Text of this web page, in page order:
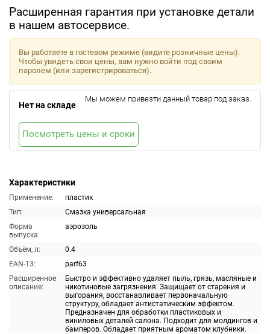
Расширенная гарантия при установке детали
в нашем автосервисе.
Характеристики
Применение:
пластик
Тип:
Смазка универсальная
Форма
выпуска:
аэрозоль
Объём, л:
0.4
EAN-13:
parf63
Расширенное
описание:
Быстро и эффективно удаляет пыль, грязь, масляные и
никотиновые загрязнения. Защищает от старения и
выгорания, восстанавливает первоначальную
структуру, обладает антистатическим эффектом.
Предназначен для обработки пластиковых и
виниловых деталей салона. Подходит для молдингов и
бамперов. Обладает приятным ароматом клубники.
Вы работаете в гостевом режиме (видите розничные цены).
Чтобы увидеть свои цены, вам нужно войти под своим
паролем (или зарегистрироваться).
Нет на складе
Мы можем привезти данный товар под заказ.
Посмотреть цены и сроки